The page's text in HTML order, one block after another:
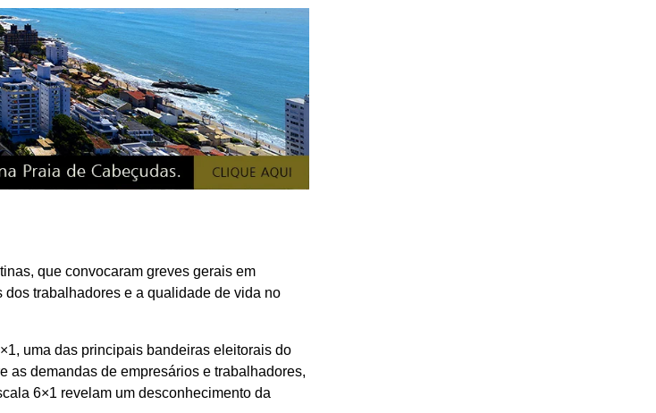
que convocaram greves gerais em
trabalhadores e a qualidade de vida no
uma das principais bandeiras eleitorais do
as demandas de empresários e trabalhadores,
6×1 revelam um desconhecimento da